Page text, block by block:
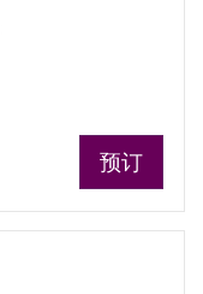
预订